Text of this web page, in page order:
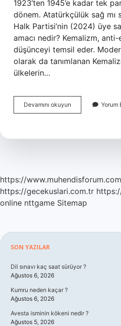
1923’ten 1945’e kadar tek
dönem. Atatürkçülük sağ mı
Halk Partisi’nin (2024) üye
amacı nedir? Kemalizm,
düşünceyi temsil eder.
olarak da tanımlanan
ülkelerin…
Devamını okuyun Kemalist
Zihniyet
Yorum
https://
https://gecekuslari.com.tr
online nttgame Sitemap
Sidebar
SON YAZILAR
Dil sınavı kaç saat sürüyor ?
Ağustos 6, 2026
Kumru neden kaçar ?
Ağustos 6, 2026
Avesta isminin kökeni nedir ?
Ağustos 5, 2026